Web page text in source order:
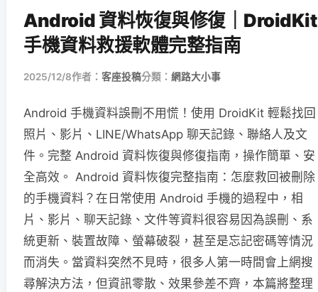
Android 資料恢復與修復｜DroidKit
手機資料救援軟體完整指南
2025/12/8作者： 客座投稿分類： 網路大小事
Android 手機資料誤刪不用慌！使用 DroidKit 輕鬆找回
照片、影片、LINE/WhatsApp 聊天記錄、聯絡人及文
件。完整 Android 資料恢復與修復指南，操作簡單、安
全高效。 Android 資料恢復完整指南：怎麼救回被刪除
的手機資料？在日常使用 Android 手機的過程中，相
片、影片、聊天記錄、文件等資料很容易因為誤刪、系
統更新、裝置故障、螢幕破裂，甚至是忘記密碼等情況
而消失。當資料突然不見時，很多人第一時間會上網搜
尋解決方法，但資訊零散、效果參差不齊，本篇將整理